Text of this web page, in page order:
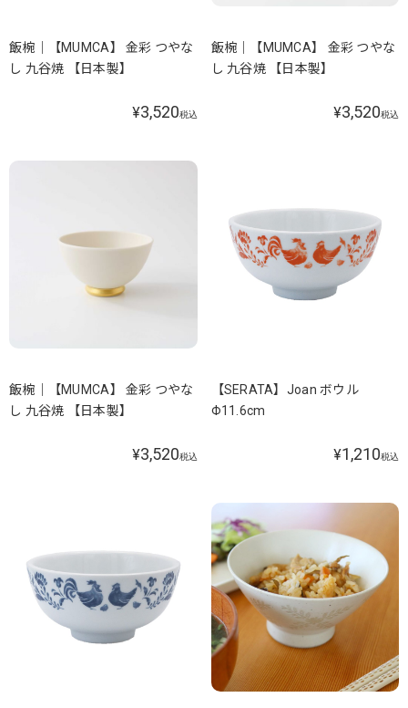
飯椀｜【MUMCA】 金彩 つやな
し 九谷焼 【日本製】
¥3,520税込
飯椀｜【MUMCA】 金彩 つやな
し 九谷焼 【日本製】
¥3,520税込
飯椀｜【MUMCA】 金彩 つやな
し 九谷焼 【日本製】
¥3,520税込
【SERATA】Joan ボウル
Φ11.6cm
¥1,210税込